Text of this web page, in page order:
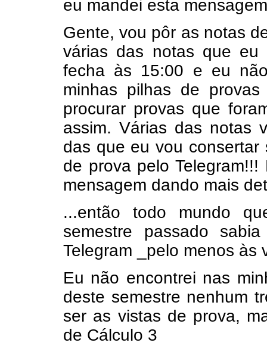
eu mandei esta
Gente, vou pôr as notas
várias das notas que eu
fecha às 15:00 e eu
minhas pilhas de
procurar provas que
assim. Várias das notas
das que eu vou
de prova pelo
mensagem dando mais
...então todo mundo
semestre passado
Telegram _pelo menos às
Eu não encontrei nas
deste semestre nenhum
ser as vistas de prova,
de Cálculo 3